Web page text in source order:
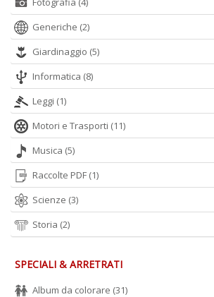
Generiche (2)
Giardinaggio (5)
Informatica (8)
Leggi (1)
Motori e Trasporti (11)
Musica (5)
Raccolte PDF (1)
Scienze (3)
Storia (2)
SPECIALI & ARRETRATI
Album da colorare (31)